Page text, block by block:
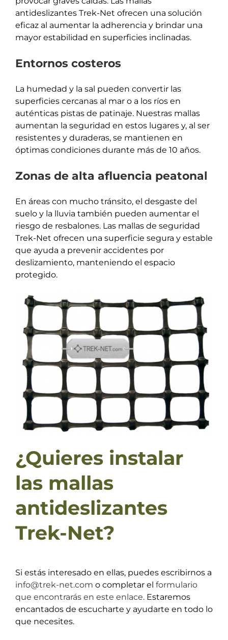
antideslizantes Trek-Net ofrecen una solución
eficaz al aumentar la adherencia y brindar una
mayor estabilidad en superficies inclinadas.
Entornos costeros
La humedad y la sal pueden convertir las
superficies cercanas al mar o a los ríos en
auténticas pistas de patinaje. Nuestras mallas
aumentan la seguridad en estos lugares y, al ser
resistentes y duraderas, se mantienen en
óptimas condiciones durante más de 10 años.
Zonas de alta afluencia peatonal
En áreas con mucho tránsito, el desgaste del
suelo y la lluvia también pueden aumentar el
riesgo de resbalones. Las mallas de seguridad
Trek-Net ofrecen una superficie segura y estable
que ayuda a prevenir accidentes por
deslizamiento, manteniendo el espacio
protegido.
¿Quieres instalar
las mallas
antideslizantes
Trek-Net?
Si estás interesado en ellas, puedes escribirnos a
info@trek-net.com o completar el formulario
que encontrarás en este enlace. Estaremos
encantados de escucharte y ayudarte en todo lo
que necesites.